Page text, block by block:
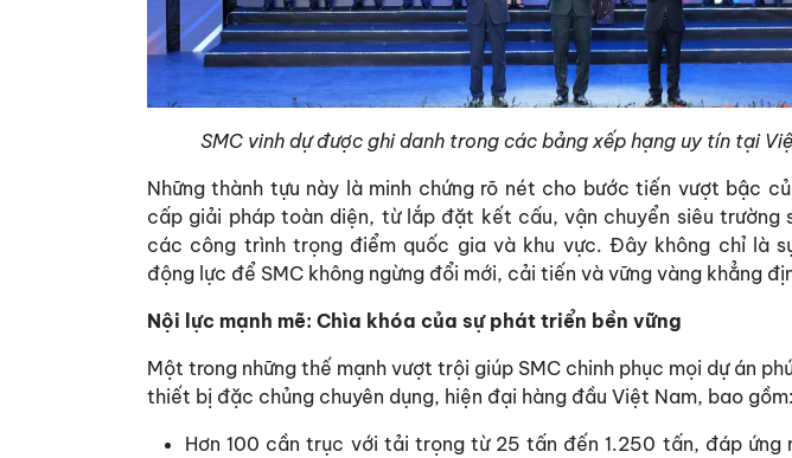
SMC vinh dự được ghi danh trong các bảng xếp hạng uy tín tại
Những thành tựu này là minh chứng rõ nét cho bước tiến vượt bậc
cấp giải pháp toàn diện, từ lắp đặt kết cấu, vận chuyển siêu trường
các công trình trọng điểm quốc gia và khu vực. Đây không chỉ là
động lực để SMC không ngừng đổi mới, cải tiến và vững vàng khẳng
Nội lực mạnh mẽ: Chìa khóa của sự phát triển bền vững
Một trong những thế mạnh vượt trội giúp SMC chinh phục mọi dự án
thiết bị đặc chủng chuyên dụng, hiện đại hàng đầu Việt Nam, bao gồm:
Hơn 100 cần trục với tải trọng từ 25 tấn đến 1.250 tấn, đáp ứng